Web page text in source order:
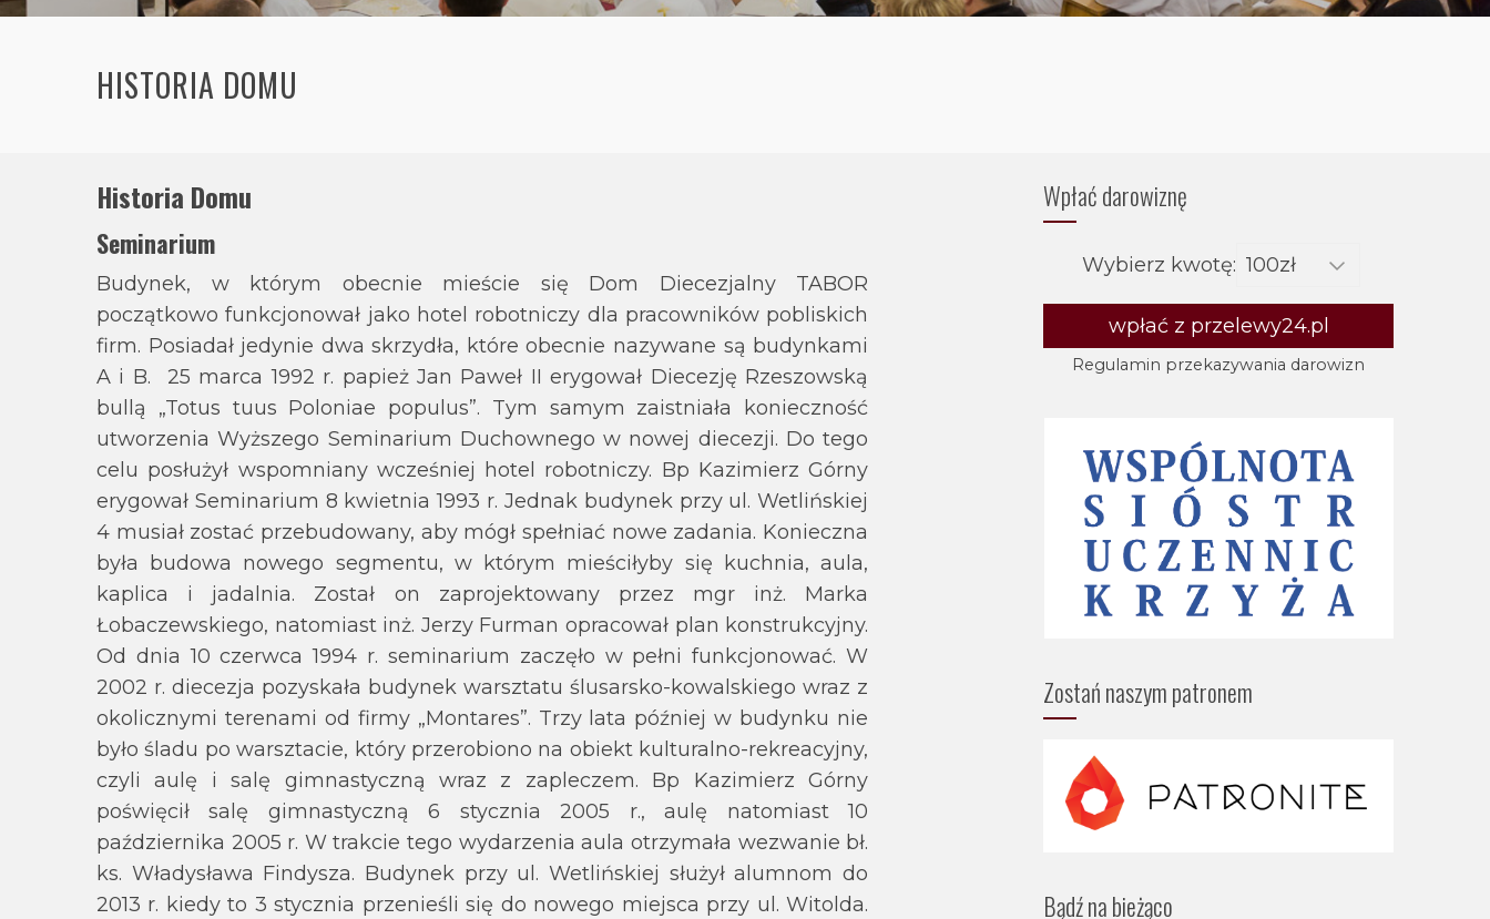
HISTORIA DOMU
Historia Domu
Seminarium
Budynek, w którym obecnie mieście się Dom Diecezjalny TABOR
początkowo funkcjonował jako hotel robotniczy dla pracowników pobliskich
firm. Posiadał jedynie dwa skrzydła, które obecnie nazywane są budynkami
A i B. 25 marca 1992 r. papież Jan Paweł II erygował Diecezję Rzeszowską
bullą „Totus tuus Poloniae populus”. Tym samym zaistniała konieczność
utworzenia Wyższego Seminarium Duchownego w nowej diecezji. Do tego
celu posłużył wspomniany wcześniej hotel robotniczy. Bp Kazimierz Górny
erygował Seminarium 8 kwietnia 1993 r. Jednak budynek przy ul. Wetlińskiej
4 musiał zostać przebudowany, aby mógł spełniać nowe zadania. Konieczna
była budowa nowego segmentu, w którym mieściłyby się kuchnia, aula,
kaplica i jadalnia. Został on zaprojektowany przez mgr inż. Marka
Łobaczewskiego, natomiast inż. Jerzy Furman opracował plan konstrukcyjny.
Od dnia 10 czerwca 1994 r. seminarium zaczęło w pełni funkcjonować. W
2002 r. diecezja pozyskała budynek warsztatu ślusarsko-kowalskiego wraz z
okolicznymi terenami od firmy „Montares”. Trzy lata później w budynku nie
było śladu po warsztacie, który przerobiono na obiekt kulturalno-rekreacyjny,
czyli aulę i salę gimnastyczną wraz z zapleczem. Bp Kazimierz Górny
poświęcił salę gimnastyczną 6 stycznia 2005 r., aulę natomiast 10
października 2005 r. W trakcie tego wydarzenia aula otrzymała wezwanie bł.
ks. Władysława Findysza. Budynek przy ul. Wetlińskiej służył alumnom do
2013 r. kiedy to 3 stycznia przenieśli się do nowego miejsca przy ul. Witolda.
Wpłać darowiznę
Wybierz kwotę:
wpłać z przelewy24.pl
Regulamin przekazywania darowizn
Zostań naszym patronem
Bądź na bieżąco